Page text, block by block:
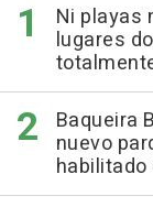
Ni playas
lugares
Baqueira
nuevo
habilitado